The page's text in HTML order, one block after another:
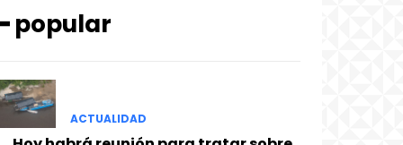
popular
ACTUALIDAD